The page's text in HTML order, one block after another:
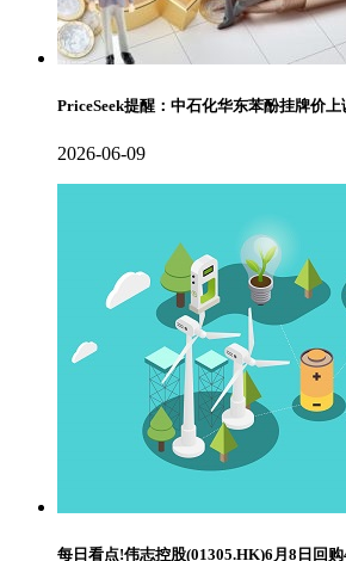
PriceSeek提醒：中石化华东苯酚挂牌价
2026-06-09
每日看点!伟志控股(01305.HK)6月8日回